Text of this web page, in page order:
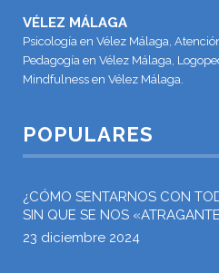
VÉLEZ MÁLAGA
Psicología en Vélez Málaga,
Pedagogía en Vélez Málaga,
Mindfulness en Vélez Málaga.
POPULARES
¿CÓMO SENTARNOS CON
SIN QUE SE NOS
23 diciembre 2024